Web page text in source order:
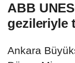
ABB
gezileriyle
Ankara